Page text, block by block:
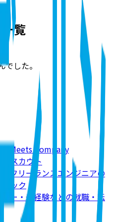
覧
した。
らMeets Company
スカウト
・フリーランスエンジニアの
テック
ター・未経験などの就職・転